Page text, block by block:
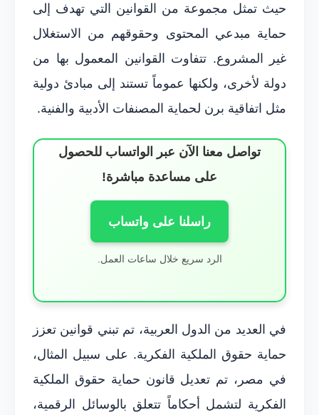
حيث تمثل مجموعة من القوانين التي تهدف إلى
حماية مبدعي المحتوى وحقوقهم من الاستغلال
غير المشروع. تتفاوت القوانين المعمول بها من
دولة لأخرى، ولكنها عموماً تستند إلى مبادئ دولية
مثل اتفاقية برن لحماية المصنفات الأدبية والفنية.
تواصل معنا الآن عبر الواتساب للحصول
على مساعدة مباشرة!
راسلنا على واتساب
الرد سريع خلال ساعات العمل.
في العديد من الدول العربية، تم تبني قوانين تعزز
حماية حقوق الملكية الفكرية. على سبيل المثال،
في مصر، تم تعديل قانون حماية حقوق الملكية
الفكرية لتشمل أحكاماً تتعلق بالوسائل الرقمية،